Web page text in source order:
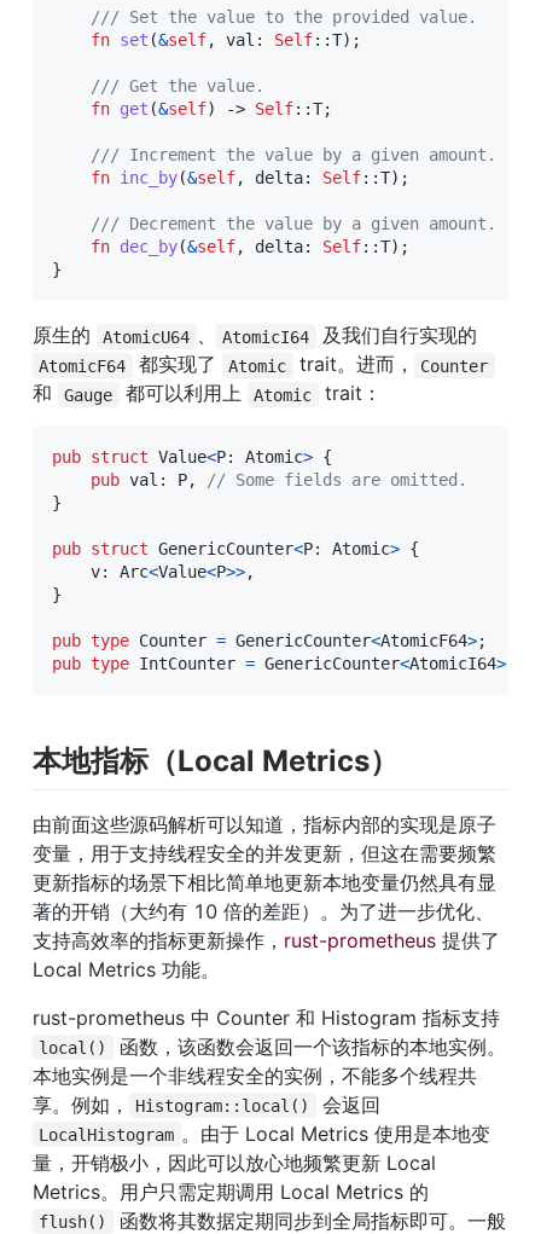
/// Set the value to the provided value.
fn set (&self, val : Self::T) ;
/// Get the value.
fn get (&self) -> Self::T;
/// Increment the value by a given amount.
fn inc_by(&self, delta: Self::T) ;
/// Decrement the value by a given amount.
fn dec_by(&self, delta: Self::T) ;
}
原生的 AtomicU64 、 AtomicI64 及我们自行实现的
AtomicF64 都实现了 Atomic trait。进而， Counter
和 Gauge 都可以利用上 Atomic trait：
pub struct Value<P: Atomic> {
pub val : P,
// Some fields are omitted.
}
pub struct GenericCounter<P: Atomic> {
    v
: Arc<Value<P>>,
}
pub type Counter = GenericCounter<AtomicF64>;
pub type IntCounter = GenericCounter<AtomicI64>
本地指标（Local Metrics）
由前面这些源码解析可以知道，指标内部的实现是原子
变量，用于支持线程安全的并发更新，但这在需要频繁
更新指标的场景下相比简单地更新本地变量仍然具有显
著的开销（大约有 10 倍的差距）。为了进一步优化、
支持高效率的指标更新操作， rust-prometheus 提供了
Local Metrics 功能。
local()
函数，该函数会返回一个该指标的本地实例。
本地实例是一个非线程安全的实例，不能多个线程共
享。例如，
Histogram::local() 会返回
LocalHistogram 。由于 Local Metrics 使用是本地变
量，开销极小，因此可以放心地频繁更新 Local
flush()
函数将其数据定期同步到全局指标即可。一般